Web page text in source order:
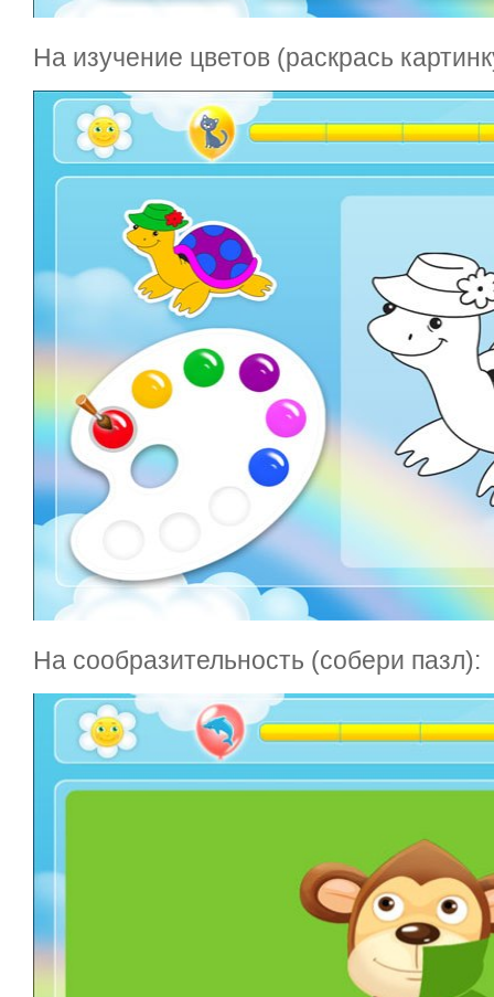
На изучение цветов (раскрась
На сообразительность (собери пазл):